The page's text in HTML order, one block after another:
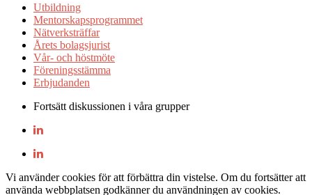
Utbildning
Mentorskapsprogrammet
Nätverksträffar
Årets bolagsjurist
Vår- och höstmöte
Föreningsstämma
Erbjudanden
Fortsätt diskussionen i våra grupper
Vi använder cookies för att förbättra din vistelse. Om du fortsätter att
använda webbplatsen godkänner du användningen av cookies.